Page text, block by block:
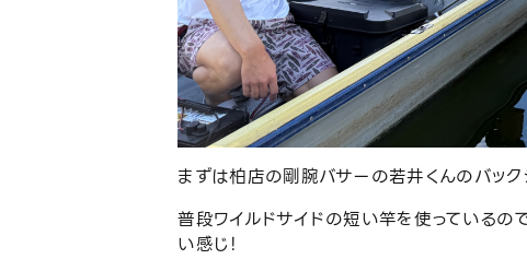
まずは柏店の剛腕バサーの若井くんのバック
普段ワイルドサイドの短い竿を使っているの
い感じ！